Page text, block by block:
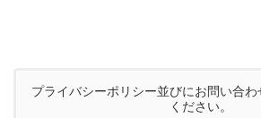
プライバシーポリシー並びにお問い合
ください。